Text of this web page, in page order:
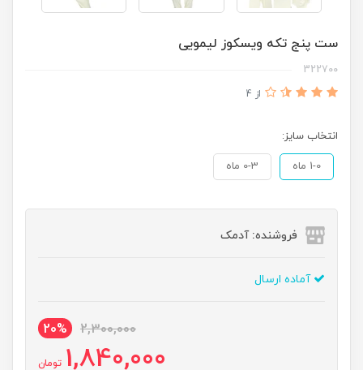
ست پنج تکه ویسکوز لیمویی
322700
از 4
انتخاب سایز:
1-0 ماه 0-3 ماه
فروشنده: آدمک
آماده ارسال
2,300,000
20%
1,840,000 تومان